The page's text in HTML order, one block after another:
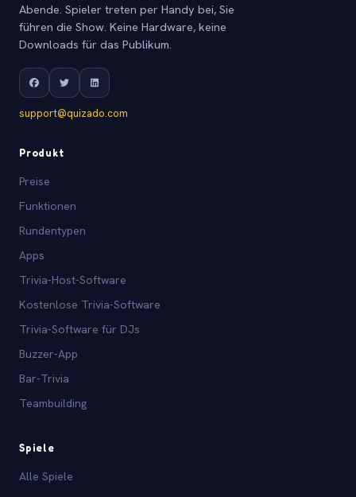
Abende. Spieler treten per Handy bei, Sie
führen die Show. Keine Hardware, keine
Downloads für das Publikum.
support@quizado.com
Produkt
Preise
Funktionen
Rundentypen
Apps
Trivia-Host-Software
Kostenlose Trivia-Software
Trivia-Software für DJs
Buzzer-App
Bar-Trivia
Teambuilding
Spiele
Alle Spiele